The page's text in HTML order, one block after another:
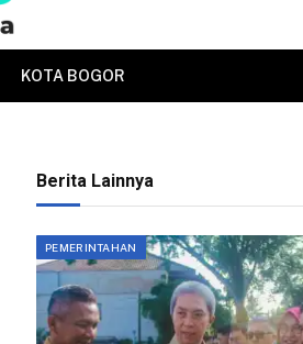
KOTA BOGOR
Berita Lainnya
PEMERINTAHAN